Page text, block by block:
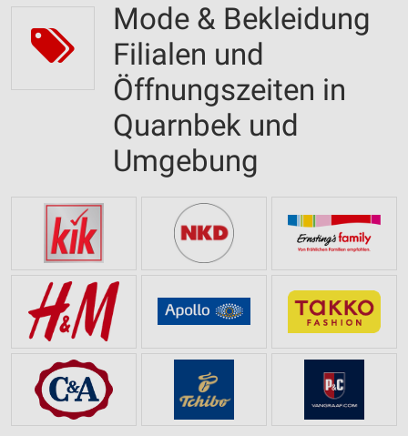
Mode & Bekleidung
Filialen und
Öffnungszeiten in
Quarnbek und
Umgebung